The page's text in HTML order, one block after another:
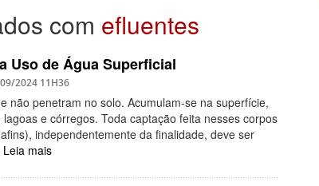
com efluentes
Uso de Água Superficial
2024 11H36
não penetram no solo. Acumulam-se na superfície,
e córregos. Toda captação feita nesses corpos
independentemente da finalidade, deve ser
Leia mais